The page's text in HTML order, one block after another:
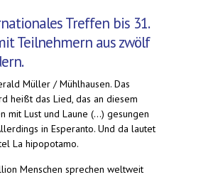
Treffen bis 31.
Teilnehmern aus zwölf
Müller / Mühlhausen. Das
heißt das Lied, das an diesem
mit Lust und Laune (...) gesungen
in Esperanto. Und da lautet
La hipopotamo.
Menschen sprechen weltweit